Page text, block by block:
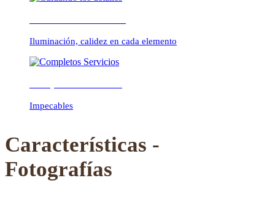
Iluminación, calidez en cada elemento
Impecables
Características -
Fotografías